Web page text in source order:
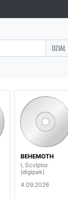
DZIAŁ
BEHEMOTH
I, Scvlptor
(digipak)
4.09.2026